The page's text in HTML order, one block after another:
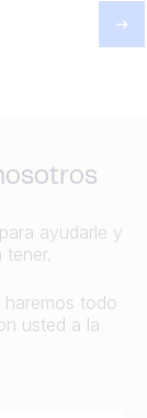
ayudarle y
haremos todo
usted a la